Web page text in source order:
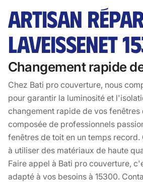
ARTISAN
LAVEISSENET
Changement rapide
Chez Bati pro couverture, nous
pour garantir la luminosité et
changement rapide de vos
composée de professionnels
fenêtres de toit en un temps
à utiliser des matériaux de haute
Faire appel à Bati pro couverture,
adapté à vos besoins à 15300.